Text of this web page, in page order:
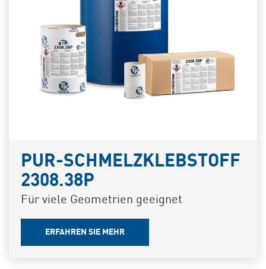
PUR-SCHMELZKLEBSTOFF
2308.38P
Für viele Geometrien geeignet
ERFAHREN SIE MEHR